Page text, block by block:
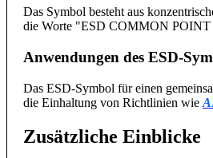
Das Symbol besteht aus
die Worte "ESD COMMON
Anwendungen des ESD-
Das ESD-Symbol für einen
die Einhaltung von Richtlinien wie
Zusätzliche Einblicke